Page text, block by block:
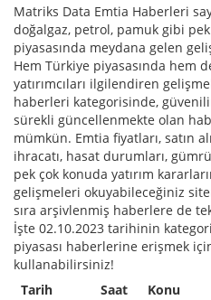
Matriks Data Emtia Haberleri
doğalgaz, petrol, pamuk gibi
piyasasında meydana gelen
Hem Türkiye piyasasında hem
yatırımcıları ilgilendiren
haberleri kategorisinde,
sürekli güncellenmekte olan
mümkün. Emtia fiyatları, satın
ihracatı, hasat durumları,
pek çok konuda yatırım
gelişmeleri okuyabileceğiniz
sıra arşivlenmiş haberlere de
İşte 02.10.2023 tarihinin
piyasası haberlerine erişmek
kullanabilirsiniz!
Tarih
Saat
Konu